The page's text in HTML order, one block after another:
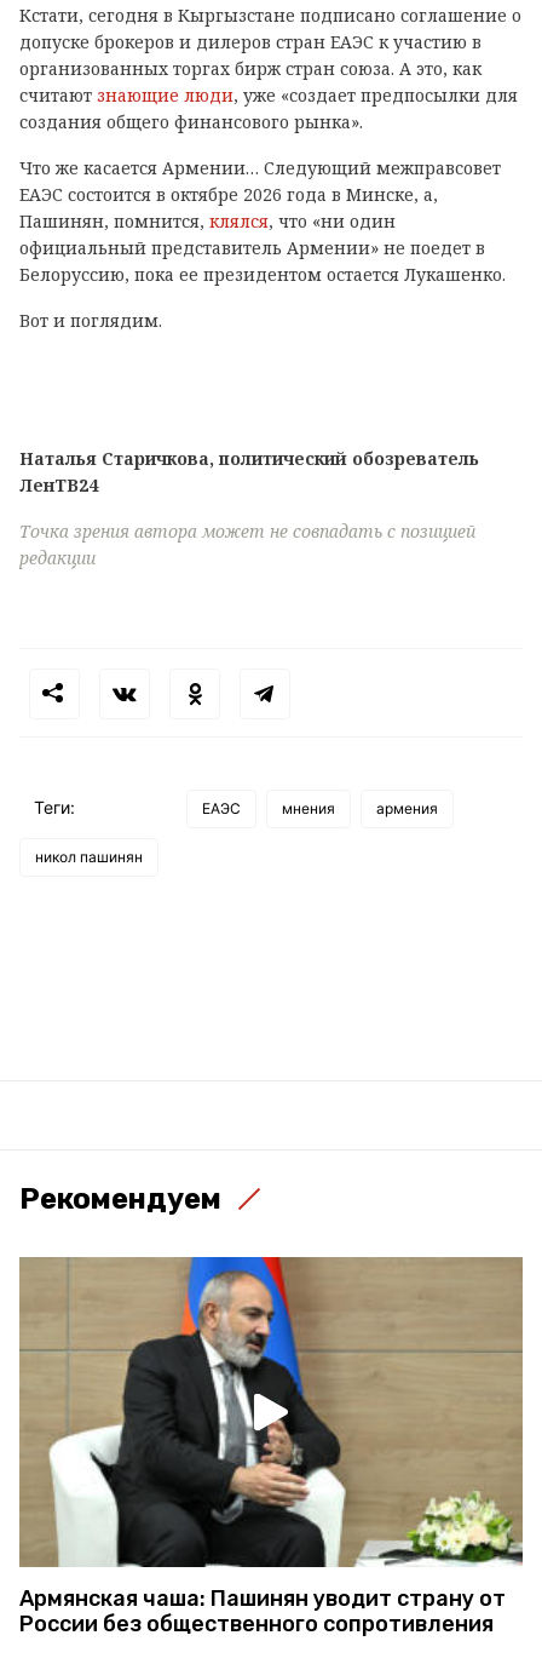
Кстати, сегодня в Кыргызстане подписано соглашение о
допуске брокеров и дилеров стран ЕАЭС к участию в
организованных торгах бирж стран союза. А это, как
считают знающие люди, уже «создает предпосылки для
создания общего финансового рынка».
Что же касается Армении… Следующий межправсовет
ЕАЭС состоится в октябре 2026 года в Минске, а,
Пашинян, помнится, клялся, что «ни один
официальный представитель Армении» не поедет в
Белоруссию, пока ее президентом остается Лукашенко.
Вот и поглядим.
Наталья Старичкова, политический обозреватель
ЛенТВ24
Точка зрения автора может не совпадать с позицией
редакции
Теги: ЕАЭС мнения армения
никол пашинян
Рекомендуем
Армянская чаша: Пашинян уводит страну от
России без общественного сопротивления